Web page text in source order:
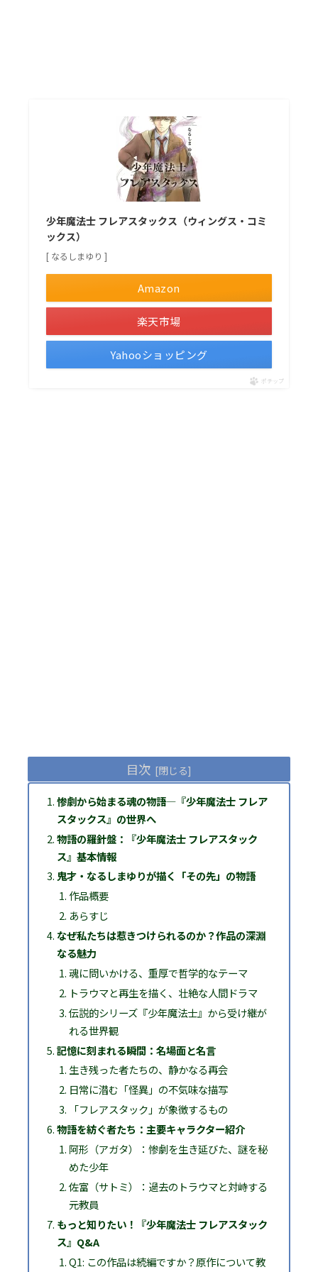
少年魔法士 フレアスタックス（ウィングス・コミ
ックス）
[ なるしまゆり ]
Amazon
楽天市場
Yahooショッピング
ポチップ
目次
惨劇から始まる魂の物語―『少年魔法士 フレア
スタックス』の世界へ
物語の羅針盤：『少年魔法士 フレアスタック
ス』基本情報
鬼才・なるしまゆりが描く「その先」の物語
作品概要
あらすじ
なぜ私たちは惹きつけられるのか？作品の深淵
なる魅力
魂に問いかける、重厚で哲学的なテーマ
トラウマと再生を描く、壮絶な人間ドラマ
伝説的シリーズ『少年魔法士』から受け継が
れる世界観
記憶に刻まれる瞬間：名場面と名言
生き残った者たちの、静かなる再会
日常に潜む「怪異」の不気味な描写
「フレアスタック」が象徴するもの
物語を紡ぐ者たち：主要キャラクター紹介
阿形（アガタ）：惨劇を生き延びた、謎を秘
めた少年
佐富（サトミ）：過去のトラウマと対峙する
元教員
もっと知りたい！『少年魔法士 フレアスタック
ス』Q&A
Q1: この作品は続編ですか？原作について教